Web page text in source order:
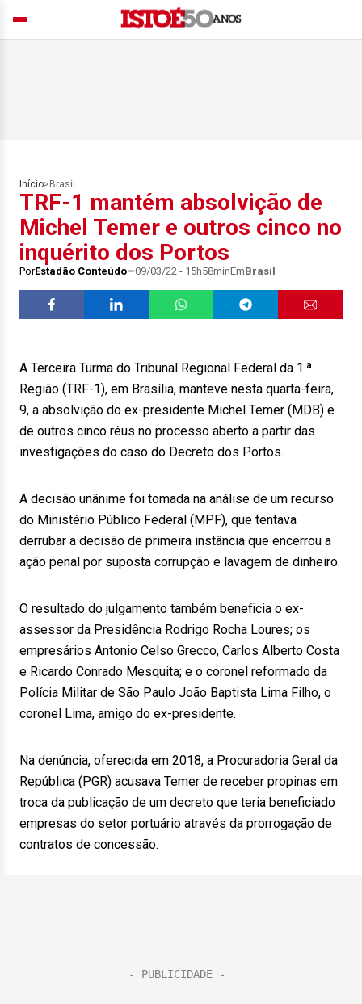
Início> Brasil
TRF-1 mantém absolvição de
Michel Temer e outros cinco no
inquérito dos Portos
PorEstadão Conteúdo 09/03/22 - 15h58minEmBrasil
A Terceira Turma do Tribunal Regional Federal da 1.ª
Região (TRF-1), em Brasília, manteve nesta quarta-feira,
9, a absolvição do ex-presidente Michel Temer (MDB) e
de outros cinco réus no processo aberto a partir das
investigações do caso do Decreto dos Portos.
A decisão unânime foi tomada na análise de um recurso
do Ministério Público Federal (MPF), que tentava
derrubar a decisão de primeira instância que encerrou a
ação penal por suposta corrupção e lavagem de dinheiro.
O resultado do julgamento também beneficia o ex-
assessor da Presidência Rodrigo Rocha Loures; os
empresários Antonio Celso Grecco, Carlos Alberto Costa
e Ricardo Conrado Mesquita; e o coronel reformado da
Polícia Militar de São Paulo João Baptista Lima Filho, o
coronel Lima, amigo do ex-presidente.
Na denúncia, oferecida em 2018, a Procuradoria Geral da
República (PGR) acusava Temer de receber propinas em
troca da publicação de um decreto que teria beneficiado
empresas do setor portuário através da prorrogação de
contratos de concessão.